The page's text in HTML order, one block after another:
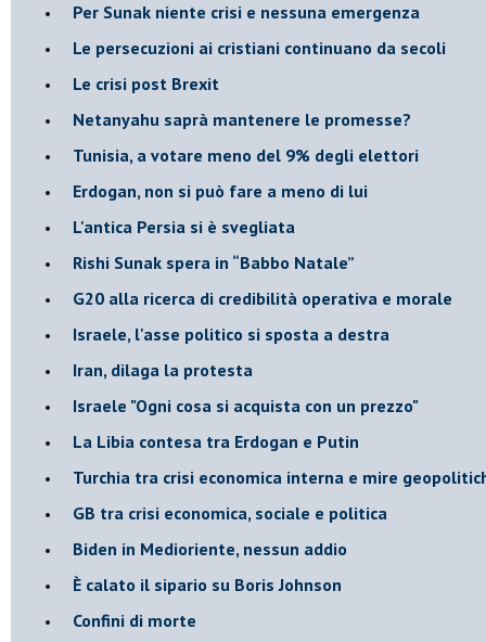
Per Sunak niente crisi e nessuna emergenza
Le persecuzioni ai cristiani continuano da secoli
Le crisi post Brexit
Netanyahu saprà mantenere le promesse?
Tunisia, a votare meno del 9% degli elettori
Erdogan, non si può fare a meno di lui
L'antica Persia si è svegliata
Rishi Sunak spera in “Babbo Natale”
G20 alla ricerca di credibilità operativa e morale
Israele, l'asse politico si sposta a destra
Iran, dilaga la protesta
Israele "Ogni cosa si acquista con un prezzo"
La Libia contesa tra Erdogan e Putin
Turchia tra crisi economica interna e mire
GB tra crisi economica, sociale e politica
Biden in Medioriente, nessun addio
È calato il sipario su Boris Johnson
Confini di morte